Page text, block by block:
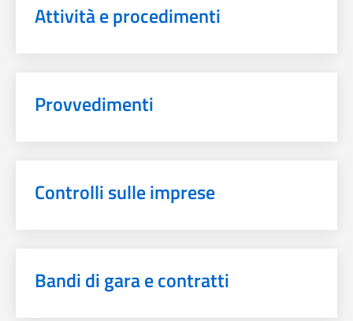
Attività e procedimenti
Provvedimenti
Controlli sulle imprese
Bandi di gara e contratti